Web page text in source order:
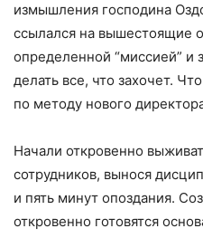
измышления господина
ссылался на вышестоящие
определенной “миссией” и
делать все, что захочет.
по методу нового
Начали откровенно
сотрудников, вынося
и пять минут опоздания.
откровенно готовятся